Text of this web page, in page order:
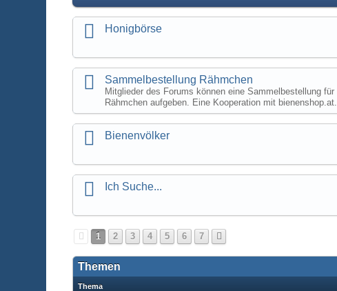
Honigbörse
Sammelbestellung Rähmchen
Mitglieder des Forums können eine Sammelbestellung für
Rähmchen aufgeben. Eine Kooperation mit bienenshop.at.
Bienenvölker
Ich Suche...
1 2 3 4 5 6 7
Themen
Thema